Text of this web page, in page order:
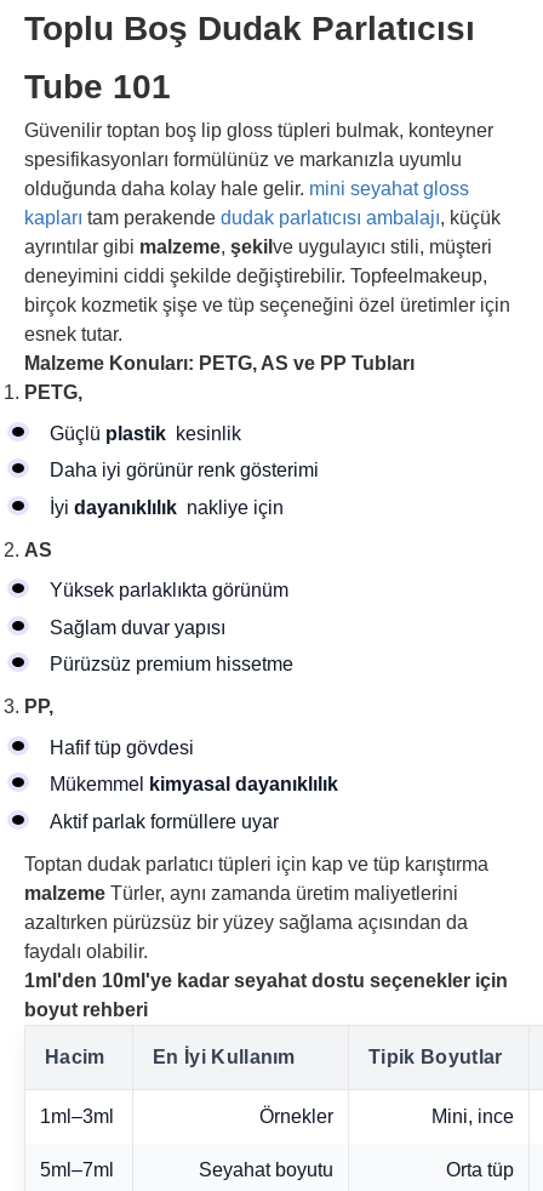
Toplu Boş Dudak Parlatıcısı
Tube 101
Güvenilir toptan boş lip gloss tüpleri bulmak, konteyner
spesifikasyonları formülünüz ve markanızla uyumlu
olduğunda daha kolay hale gelir. mini seyahat gloss
kapları tam perakende dudak parlatıcısı ambalajı, küçük
ayrıntılar gibi malzeme, şekil ve uygulayıcı stili, müşteri
deneyimini ciddi şekilde değiştirebilir. Topfeelmakeup,
birçok kozmetik şişe ve tüp seçeneğini özel üretimler için
esnek tutar.
Malzeme Konuları: PETG, AS ve PP Tubları
PETG,
Güçlü plastik kesinlik
Daha iyi görünür renk gösterimi
İyi dayanıklılık nakliye için
AS
Yüksek parlaklıkta görünüm
Sağlam duvar yapısı
Pürüzsüz premium hissetme
PP,
Hafif tüp gövdesi
Mükemmel
kimyasal dayanıklılık
Aktif parlak formüllere uyar
Toptan dudak parlatıcı tüpleri için kap ve tüp karıştırma
malzeme Türler, aynı zamanda üretim maliyetlerini
azaltırken pürüzsüz bir yüzey sağlama açısından da
faydalı olabilir.
1ml'den 10ml'ye kadar seyahat dostu seçenekler için
boyut rehberi
Hacim En İyi Kullanım Tipik Boyutlar
1ml–3ml Örnekler Mini, ince
5ml–7ml Seyahat boyutu Orta tüp